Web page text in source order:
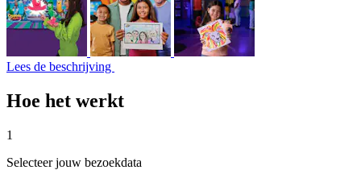
Lees de beschrijving
Hoe het werkt
1
Selecteer jouw bezoekdata